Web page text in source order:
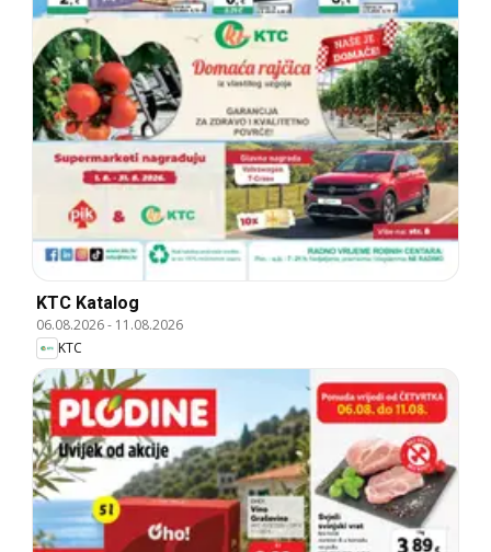
KTC Katalog
06.08.2026- 11.08.2026
KTC